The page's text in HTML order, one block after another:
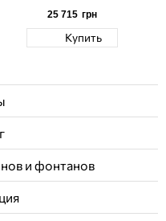
25 715 грн
Купить
и фонтанов